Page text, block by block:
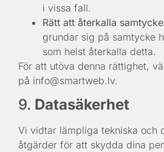
i vissa fall.
Rätt att återkalla samtycke
grundar sig på samtycke
som helst återkalla detta.
För att utöva denna rättighet,
på info@smartweb.lv.
9. Datasäkerhet
Vi vidtar lämpliga tekniska och
åtgärder för att skydda dina